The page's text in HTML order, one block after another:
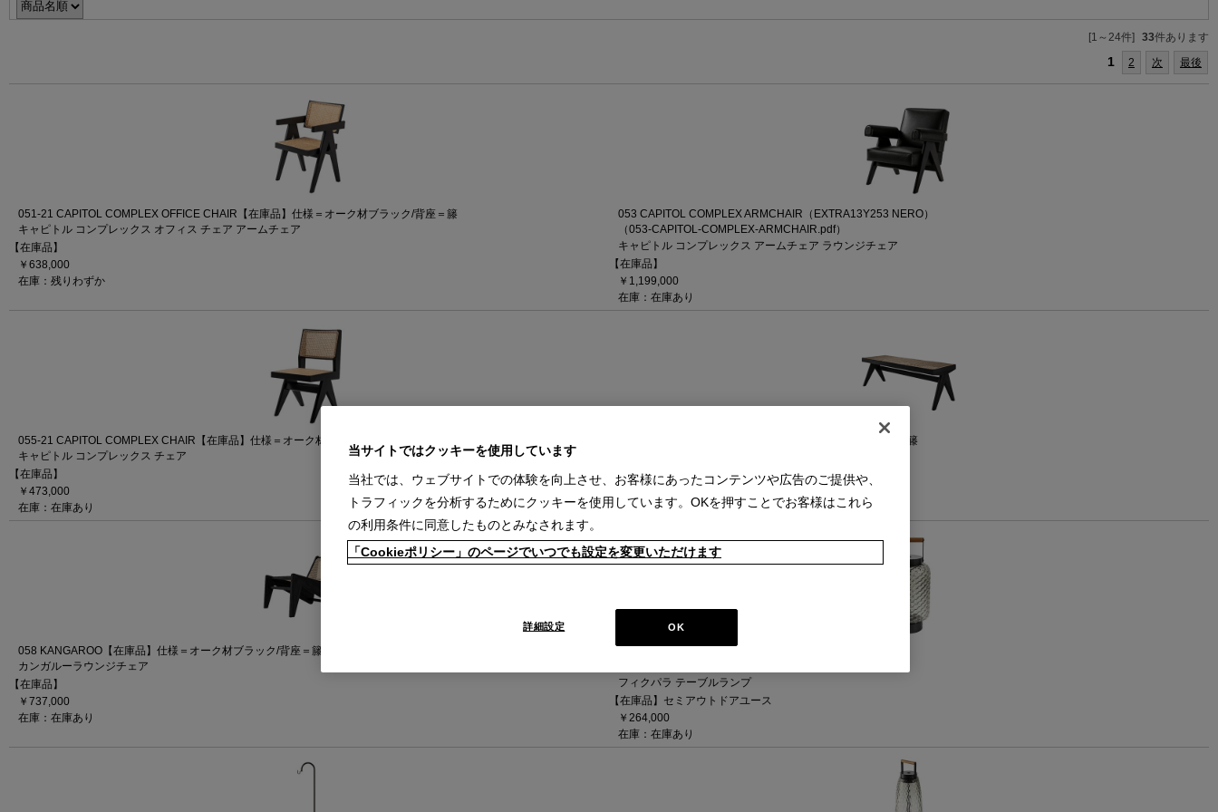
[1～24件] 33件あります
1 2 次 最後
051-21 CAPITOL COMPLEX OFFICE CHAIR【在庫品】仕様＝オーク材ブラック/背座＝籐
キャピトル コンプレックス オフィス チェア アームチェア
【在庫品】
￥638,000
在庫：残りわずか
053 CAPITOL COMPLEX ARMCHAIR（EXTRA13Y253 NERO）
（053-CAPITOL-COMPLEX-ARMCHAIR.pdf）
キャピトル コンプレックス アームチェア ラウンジチェア
【在庫品】
￥1,199,000
在庫：在庫あり
055-21 CAPITOL COMPLEX CHAIR【在庫品】仕様＝オーク材ブラック/背座＝籐
キャピトル コンプレックス チェア
【在庫品】
￥473,000
在庫：在庫あり
057 CIVIL BENCH【在庫品】仕様＝オーク材ブラック/座＝籐
【在庫品】
在庫：在庫なし
058 KANGAROO【在庫品】仕様＝オーク材ブラック/背座＝籐
カンガルーラウンジチェア
【在庫品】
￥737,000
在庫：在庫あり
フィクパラ テーブルランプ
【在庫品】セミアウトドアユース
￥264,000
在庫：在庫あり
当サイトではクッキーを使用しています
当社では、ウェブサイトでの体験を向上させ、お客様にあったコンテンツや広告のご提供や、
トラフィックを分析するためにクッキーを使用しています。OKを押すことでお客様はこれら
の利用条件に同意したものとみなされます。
「Cookieポリシー」のページでいつでも設定を変更いただけます
OK
詳細設定